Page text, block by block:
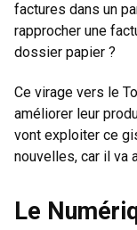
factures dans un
rapprocher une
dossier papier ?
Ce virage vers le
améliorer leur
vont exploiter ce
nouvelles, car il va
Le